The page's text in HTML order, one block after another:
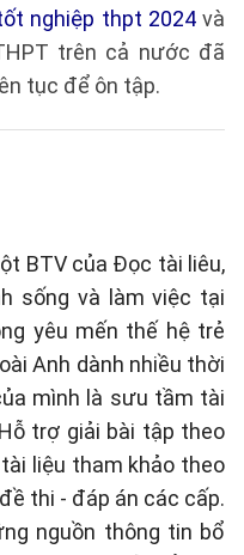
nghiệp thpt 2024và
trên cả nước đã
tục để ôn tập.
BTV của Đọc tài liêu,
sống và làm việc tại
yêu mến thế hệ trẻ
Anh dành nhiều thời
mình là sưu tầm tài
trợ giải bài tập theo
liệu tham khảo theo
thi - đáp án các cấp.
nguồn thông tin bổ